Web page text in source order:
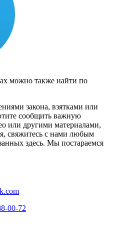
можно также найти по
закона, взятками или
сообщить важную
или другими материалами,
свяжитесь с нами любым
здесь. Мы постараемся
00-72